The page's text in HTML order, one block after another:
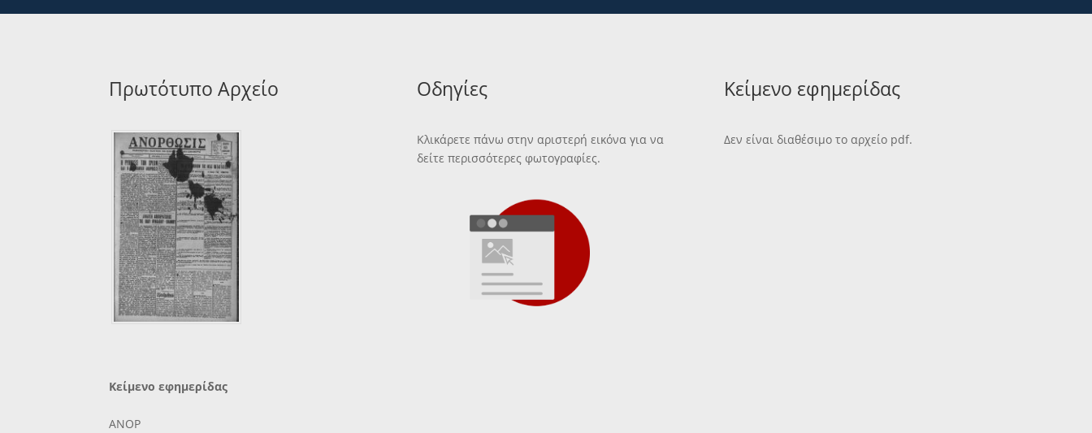
Πρωτότυπο Αρχείο Οδηγίες
Κλικάρετε πάνω στην αριστερή εικόνα για να
δείτε περισσότερες φωτογραφίες.
Κείμενο εφημερίδας
Δεν είναι διαθέσιμο το αρχείο pdf.
Κείμενο εφημερίδας
ΑΝΟΡ